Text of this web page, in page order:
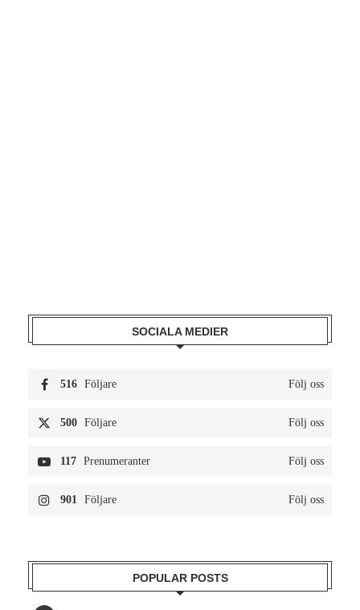
SOCIALA MEDIER
516 Följare Följ oss
500 Följare Följ oss
117 Prenumeranter Följ oss
901 Följare Följ oss
POPULAR POSTS